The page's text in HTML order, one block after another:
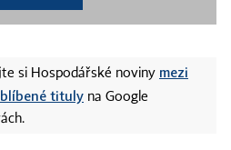
si Hospodářské noviny mezi
tituly na Google